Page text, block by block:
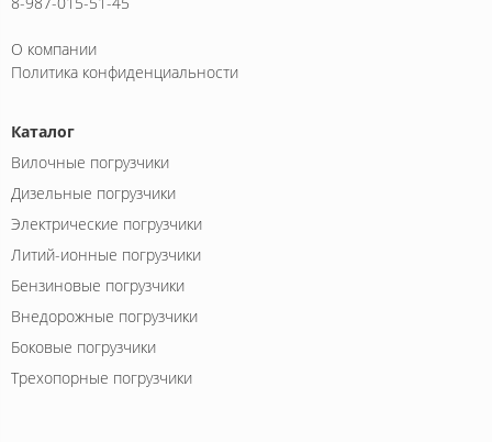
О компании
Политика конфиденциальности
Каталог
Вилочные погрузчики
Дизельные погрузчики
Электрические погрузчики
Литий-ионные погрузчики
Бензиновые погрузчики
Внедорожные погрузчики
Боковые погрузчики
Трехопорные погрузчики